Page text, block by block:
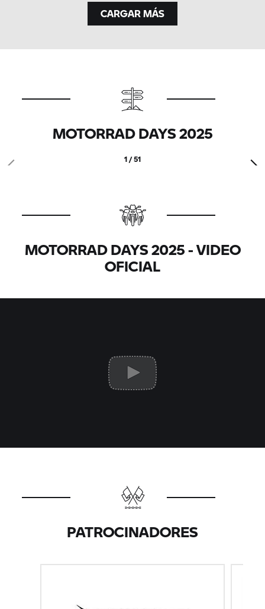
CARGAR MÁS
MOTORRAD DAYS 2025
1 / 51
MOTORRAD DAYS 2025 - VIDEO
OFICIAL
PATROCINADORES